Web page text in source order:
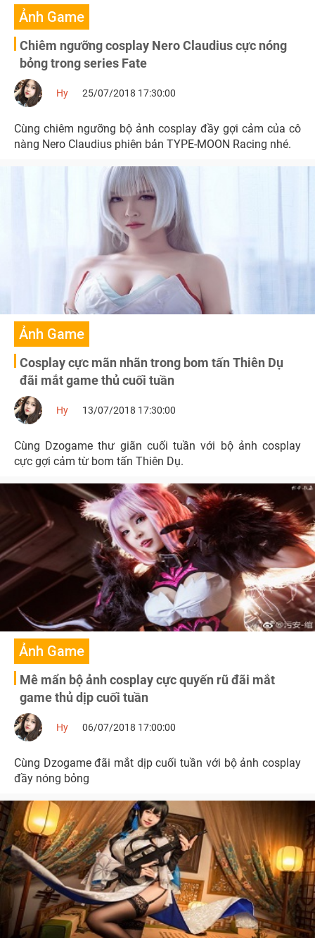
Ảnh Game
Chiêm ngưỡng cosplay Nero Claudius cực nóng
bỏng trong series Fate
Hy 25/07/2018 17:30:00
Cùng chiêm ngưỡng bộ ảnh cosplay đầy gợi cảm của cô
nàng Nero Claudius phiên bản TYPE-MOON Racing nhé.
Ảnh Game
Cosplay cực mãn nhãn trong bom tấn Thiên Dụ
đãi mắt game thủ cuối tuần
Hy 13/07/2018 17:30:00
Cùng Dzogame thư giãn cuối tuần với bộ ảnh cosplay
cực gợi cảm từ bom tấn Thiên Dụ.
Ảnh Game
Mê mẩn bộ ảnh cosplay cực quyến rũ đãi mắt
game thủ dịp cuối tuần
Hy 06/07/2018 17:00:00
Cùng Dzogame đãi mắt dịp cuối tuần với bộ ảnh cosplay
đầy nóng bỏng